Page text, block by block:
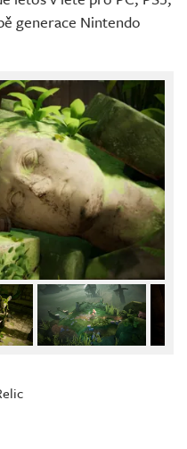
generace Nintendo